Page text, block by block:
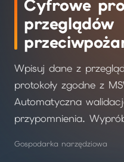
Cyfrowe
przeglądów
Wpisuj dane z
protokoły zgodne z
Automatyczna
przypomnienia.
Gospodarka narzędziowa